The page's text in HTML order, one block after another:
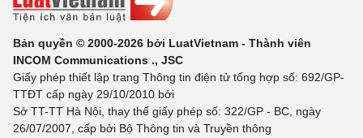
Bản quyền © 2000-2026 bởi LuatVietnam - Thành viên
INCOM Communications ., JSC
Giấy phép thiết lập trang Thông tin điện tử tổng hợp số: 692/GP-
TTĐT cấp ngày 29/10/2010 bởi
Sở TT-TT Hà Nội, thay thế giấy phép số: 322/GP - BC, ngày
26/07/2007, cấp bởi Bộ Thông tin và Truyền thông